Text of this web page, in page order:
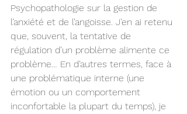
Psychopathologie sur la gestion de
l’anxiété et de l’angoisse. J’en ai retenu
que, souvent, la tentative de
régulation d’un problème alimente ce
problème… En d’autres termes, face à
une problématique interne (une
émotion ou un comportement
inconfortable la plupart du temps), je